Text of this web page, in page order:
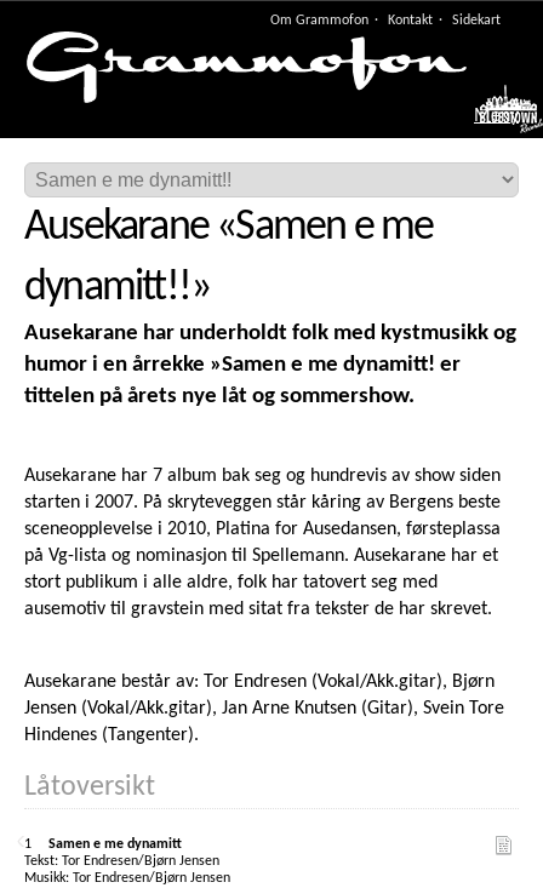
Om Grammofon Kontakt Sidekart
Meny
Ausekarane«Samen e me
dynamitt!!»
Ausekarane har underholdt folk med kystmusikk og
humor i en årrekke »Samen e me dynamitt! er
tittelen på årets nye låt og sommershow.
Ausekarane har 7 album bak seg og hundrevis av show siden
starten i 2007. På skryteveggen står kåring av Bergens beste
sceneopplevelse i 2010, Platina for Ausedansen, førsteplassa
på Vg-lista og nominasjon til Spellemann. Ausekarane har et
stort publikum i alle aldre, folk har tatovert seg med
ausemotiv til gravstein med sitat fra tekster de har skrevet.
Ausekarane består av: Tor Endresen (Vokal/Akk.gitar), Bjørn
Jensen (Vokal/Akk.gitar), Jan Arne Knutsen (Gitar), Svein Tore
Hindenes (Tangenter).
Låtoversikt
1
Samen e me dynamitt
Tor Endresen/Bjørn Jensen
Tor Endresen/Bjørn Jensen